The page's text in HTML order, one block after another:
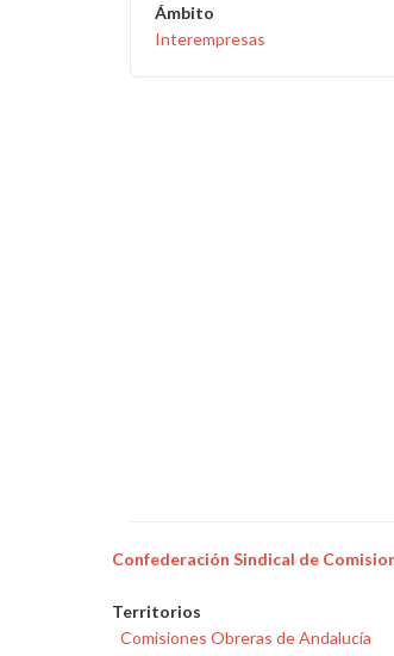
Ámbito
Interempresas
Confederación Sindical de
Territorios
Comisiones Obreras de Andalucía